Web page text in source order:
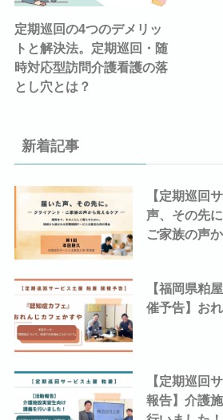
定期巡回の4つのデメリッ
トと解決法。定期巡回・随
時対応型訪問介護看護の落
とし穴とは？
新着記事
【定期巡回
声、その先
ご家族の声
【福岡県粕
催予告】お
【定期巡回
報告】介護